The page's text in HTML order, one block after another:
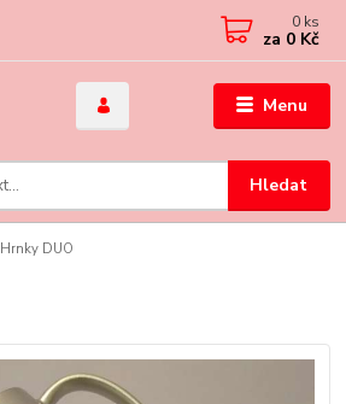
Menu
Hledat
0 ks
za 0 Kč
Hrnky DUO